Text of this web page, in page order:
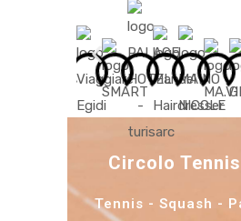
Circolo
Tennis - Squash -